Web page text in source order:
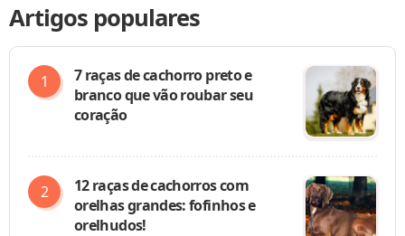
Artigos populares
7 raças de cachorro preto e
branco que vão roubar seu
coração
12 raças de cachorros com
orelhas grandes: fofinhos e
orelhudos!